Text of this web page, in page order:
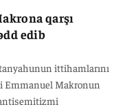
qarşı
edib
ittihamlarını
Emmanuel Makronun